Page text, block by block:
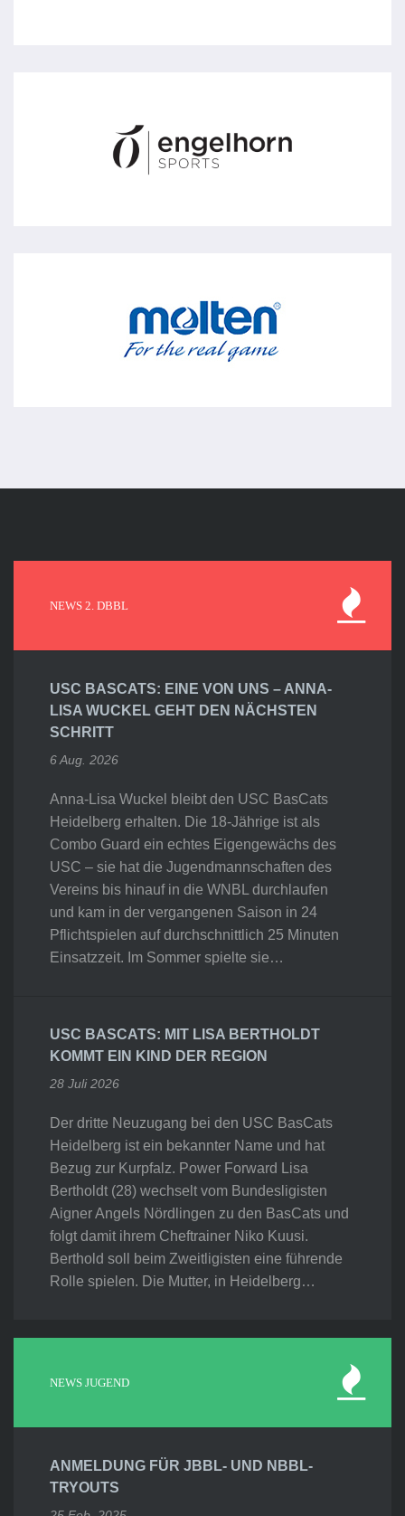
NEWS 2. DBBL
USC BASCATS: EINE VON UNS – ANNA-
LISA WUCKEL GEHT DEN NÄCHSTEN
SCHRITT
6 Aug. 2026
Anna-Lisa Wuckel bleibt den USC BasCats
Heidelberg erhalten. Die 18-Jährige ist als
Combo Guard ein echtes Eigengewächs des
USC – sie hat die Jugendmannschaften des
Vereins bis hinauf in die WNBL durchlaufen
und kam in der vergangenen Saison in 24
Pflichtspielen auf durchschnittlich 25 Minuten
Einsatzzeit. Im Sommer spielte sie…
USC BASCATS: MIT LISA BERTHOLDT
KOMMT EIN KIND DER REGION
28 Juli 2026
Der dritte Neuzugang bei den USC BasCats
Heidelberg ist ein bekannter Name und hat
Bezug zur Kurpfalz. Power Forward Lisa
Bertholdt (28) wechselt vom Bundesligisten
Aigner Angels Nördlingen zu den BasCats und
folgt damit ihrem Cheftrainer Niko Kuusi.
Berthold soll beim Zweitligisten eine führende
Rolle spielen. Die Mutter, in Heidelberg…
NEWS JUGEND
ANMELDUNG FÜR JBBL- UND NBBL-
TRYOUTS